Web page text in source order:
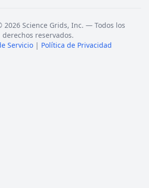
2026 Science Grids, Inc. — Todos los
derechos reservados.
Servicio | Política de Privacidad